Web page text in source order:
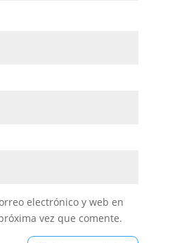
electrónico y web en
vez que comente.